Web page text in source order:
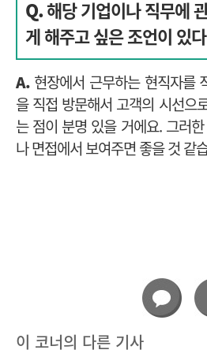
Q. 해당 기업이나 직무에
게 해주고 싶은 조언이 있
A. 현장에서 근무하는 현직자를
을 직접 방문해서 고객의 시선으
는 점이 분명 있을 거에요. 그러
나 면접에서 보여주면 좋을 것 같
이 코너의 다른 기사